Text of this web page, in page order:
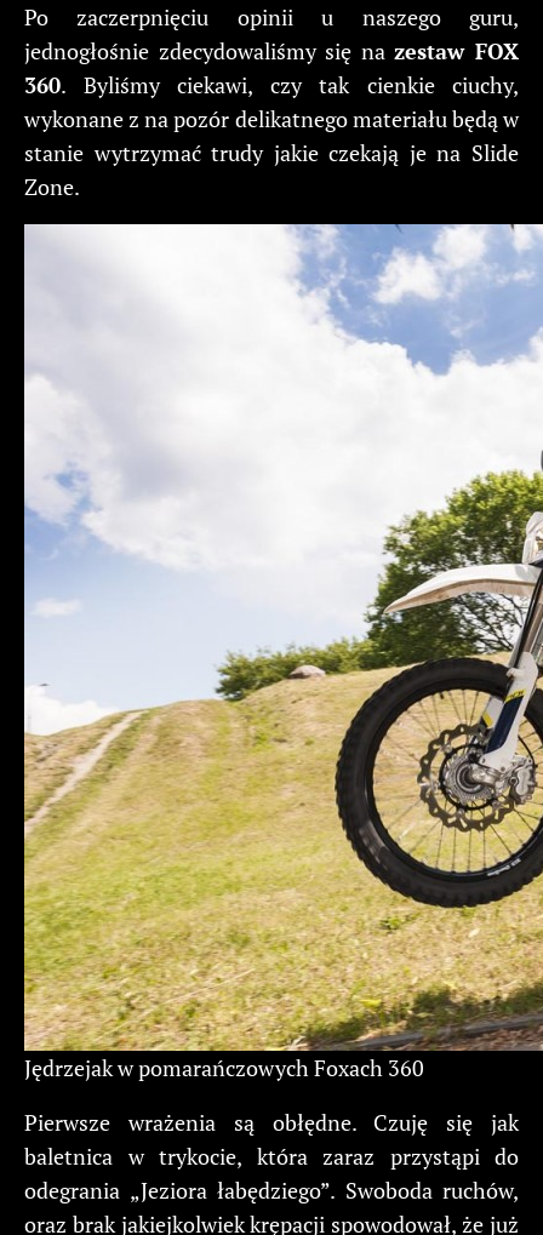
Po zaczerpnięciu opinii u naszego guru,
jednogłośnie zdecydowaliśmy się nazestaw FOX
360. Byliśmy ciekawi, czy tak cienkie ciuchy,
wykonane z na pozór delikatnego materiału będą w
stanie wytrzymać trudy jakie czekają je na Slide
Zone.
Jędrzejak w pomarańczowych Foxach 360
Pierwsze wrażenia są obłędne. Czuję się jak
baletnica w trykocie, która zaraz przystąpi do
odegrania „Jeziora łabędziego”. Swoboda ruchów,
oraz brak jakiejkolwiek krępacji spowodował, że już